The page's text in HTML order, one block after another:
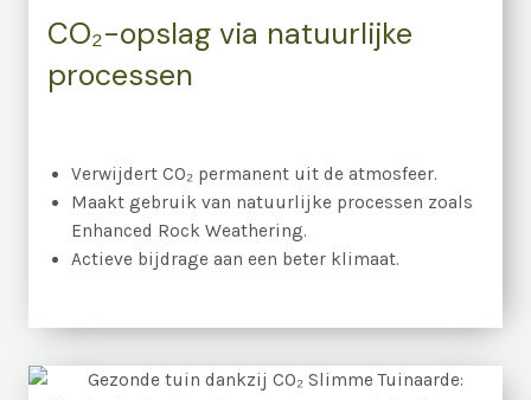
CO₂-opslag via natuurlijke
processen
Verwijdert CO₂ permanent uit de atmosfeer.
Maakt gebruik van natuurlijke processen zoals
Enhanced Rock Weathering.
Actieve bijdrage aan een beter klimaat.